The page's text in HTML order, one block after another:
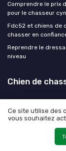
Comprendre le prix
pour le chasseur
Fdc52 et chiens de
chasser en
Reprendre le
niveau
Chien de
Ce site utilise des
vous souhaitez